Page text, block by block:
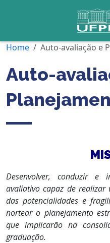
Home Auto-avaliação e
Auto-
Desenvolver, conduzir e
avaliativo capaz de
das potencialidades e
nortear o planejamento
que implicarão na
graduação.